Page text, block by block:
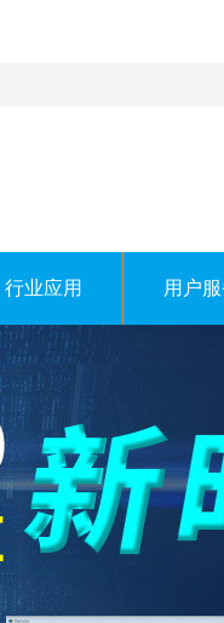
，LTD.
行业应用 用户